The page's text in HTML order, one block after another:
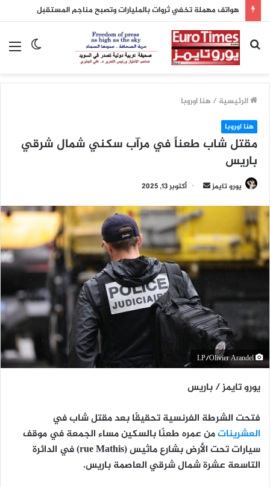
هواتف مهملة تخفي ثروات بالمليارات وتصبح مناجم المستقبل
الوضع
بحث
عن
الرئيسية / هنا اوروبا
هنا اوروبا
مقتل شاب طعناً في مرآب سكني شمال شرقي
باريس
يورو تايمز
أرسل
إلكترونيا
أكتوبر 13, 2025
LP/Olivier Arandel
يورو تايمز / باريس
فتحت الشرطة الفرنسية تحقيقًا بعدمقتل شاب في
العشريناتمن عمره طعنًا بالسكينمساء الجمعة فيموقف
سيارات تحت الأرض بشارع ماثيس (rue Mathis)
في الدائرة
التاسعة عشرة شمال شرقي العاصمة باريس.